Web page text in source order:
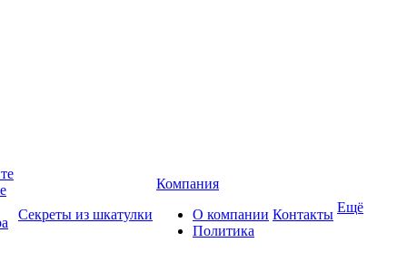
Секреты из шкатулки
Компания
О компании
Политика
Контакты Ещё